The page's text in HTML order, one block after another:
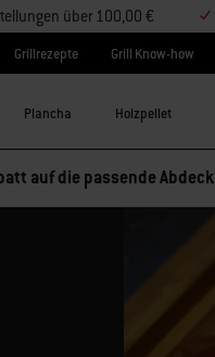
über 100,00 €
Grillrezepte Grill Know-how
Plancha Holzpellet
auf die passende